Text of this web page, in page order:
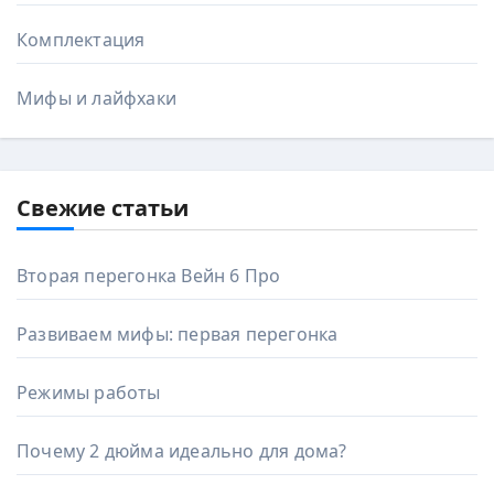
Комплектация
Мифы и лайфхаки
Свежие статьи
Вторая перегонка Вейн 6 Про
Развиваем мифы: первая перегонка
Режимы работы
Почему 2 дюйма идеально для дома?